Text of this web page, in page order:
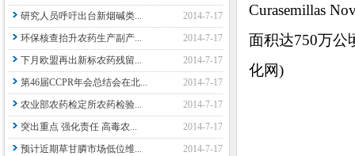
研究人员呼吁出台新烟碱类...
2014-7-17
环保核查抬升农药生产副产...
2014-7-17
下月欧盟再出新标农药残留...
2014-7-17
第46届CCPR年会总结会在北...
2014-7-17
农业部农药检定所农药检验...
2014-7-17
突出重点 强化责任 高毒农...
2014-7-17
预计近期草甘膦市场低位维...
2014-7-17
Curasemillas
面积达750万公
化网)